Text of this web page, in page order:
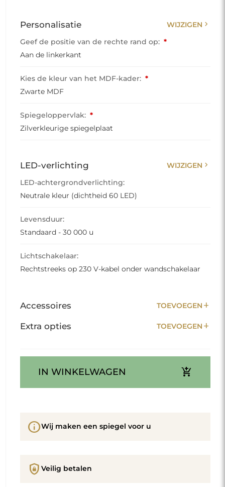
Personalisatie WIJZIGEN chevron_right
Geef de positie van de rechte rand op: *
Aan de linkerkant
Kies de kleur van het MDF-kader: *
Zwarte MDF
Spiegeloppervlak: *
Zilverkleurige spiegelplaat
LED-verlichting WIJZIGEN chevron_right
LED-achtergrondverlichting:
Neutrale kleur (dichtheid 60 LED)
Levensduur:
Standaard - 30 000 u
Lichtschakelaar:
Rechtstreeks op 230 V-kabel onder wandschakelaar
Accessoires TOEVOEGEN add
Extra opties TOEVOEGEN add
IN WINKELWAGEN add_shopping_cart
infoWij maken een spiegel voor u
shield_lock Veilig betalen